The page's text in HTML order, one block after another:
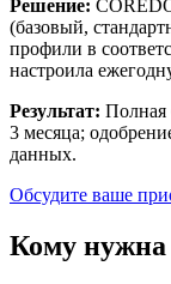
Решение:
(базовый,
профили в
настроила
Результат: Полная
3 месяца;
данных.
Обсудите ваше
Кому нужна